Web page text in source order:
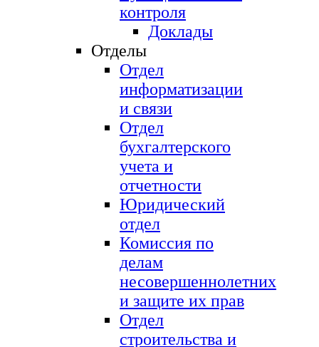
контроля
Доклады
Отделы
Отдел
информатизации
и связи
Отдел
бухгалтерского
учета и
отчетности
Юридический
отдел
Комиссия по
делам
несовершеннолетних
и защите их прав
Отдел
строительства и